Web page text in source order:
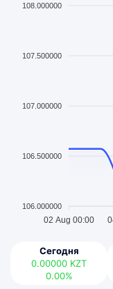
108.000000
107.500000
107.000000
106.500000
106.000000
02 Aug 00:00
Сегодня
0.00000 KZT
0.00%